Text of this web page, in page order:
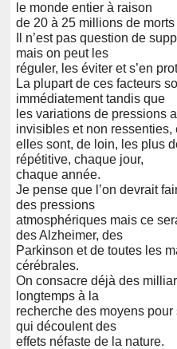
le monde entier à raison
de 20 à 25 millions de
Il n’est pas question de
mais on peut les
réguler, les éviter et s’en
La plupart de ces facteurs
immédiatement tandis que
les variations de pressions
invisibles et non ressenties,
elles sont, de loin, les plus
répétitive, chaque jour,
chaque année.
Je pense que l’on devrait
des pressions
atmosphériques mais ce
des Alzheimer, des
Parkinson et de toutes les
cérébrales.
On consacre déjà des
longtemps à la
recherche des moyens
qui découlent des
effets néfaste de la nature.